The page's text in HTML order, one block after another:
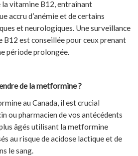
vitamine B12, entraînant
accru d’anémie et de certains
et neurologiques. Une surveillance
B12 est conseillée pour ceux prenant
période prolongée.
de la metformine ?
au Canada, il est crucial
ou pharmacien de vos antécédents
âgés utilisant la metformine
au risque de acidose lactique et de
le sang.